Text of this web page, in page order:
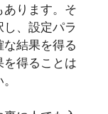
ります。そ
、設定パラ
な結果を得る
を得ることは